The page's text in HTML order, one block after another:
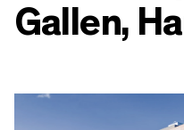
Gallen,